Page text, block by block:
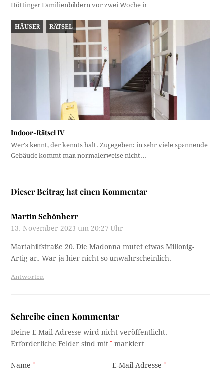
Höttinger Familienbildern vor zwei Woche in…
HÄUSER RÄTSEL
Indoor-Rätsel IV
Wer's kennt, der kennts halt. Zugegeben: in sehr viele spannende
Gebäude kommt man normalerweise nicht…
Dieser Beitrag hat einen Kommentar
Martin Schönherr
13. November 2023 um 20:27 Uhr
Mariahilfstraße 20. Die Madonna mutet etwas Millonig-
Artig an. War ja hier nicht so unwahrscheinlich.
Antworten
Schreibe einen Kommentar
Deine E-Mail-Adresse wird nicht veröffentlicht.
Erforderliche Felder sind mit* markiert
Name* E-Mail-Adresse*